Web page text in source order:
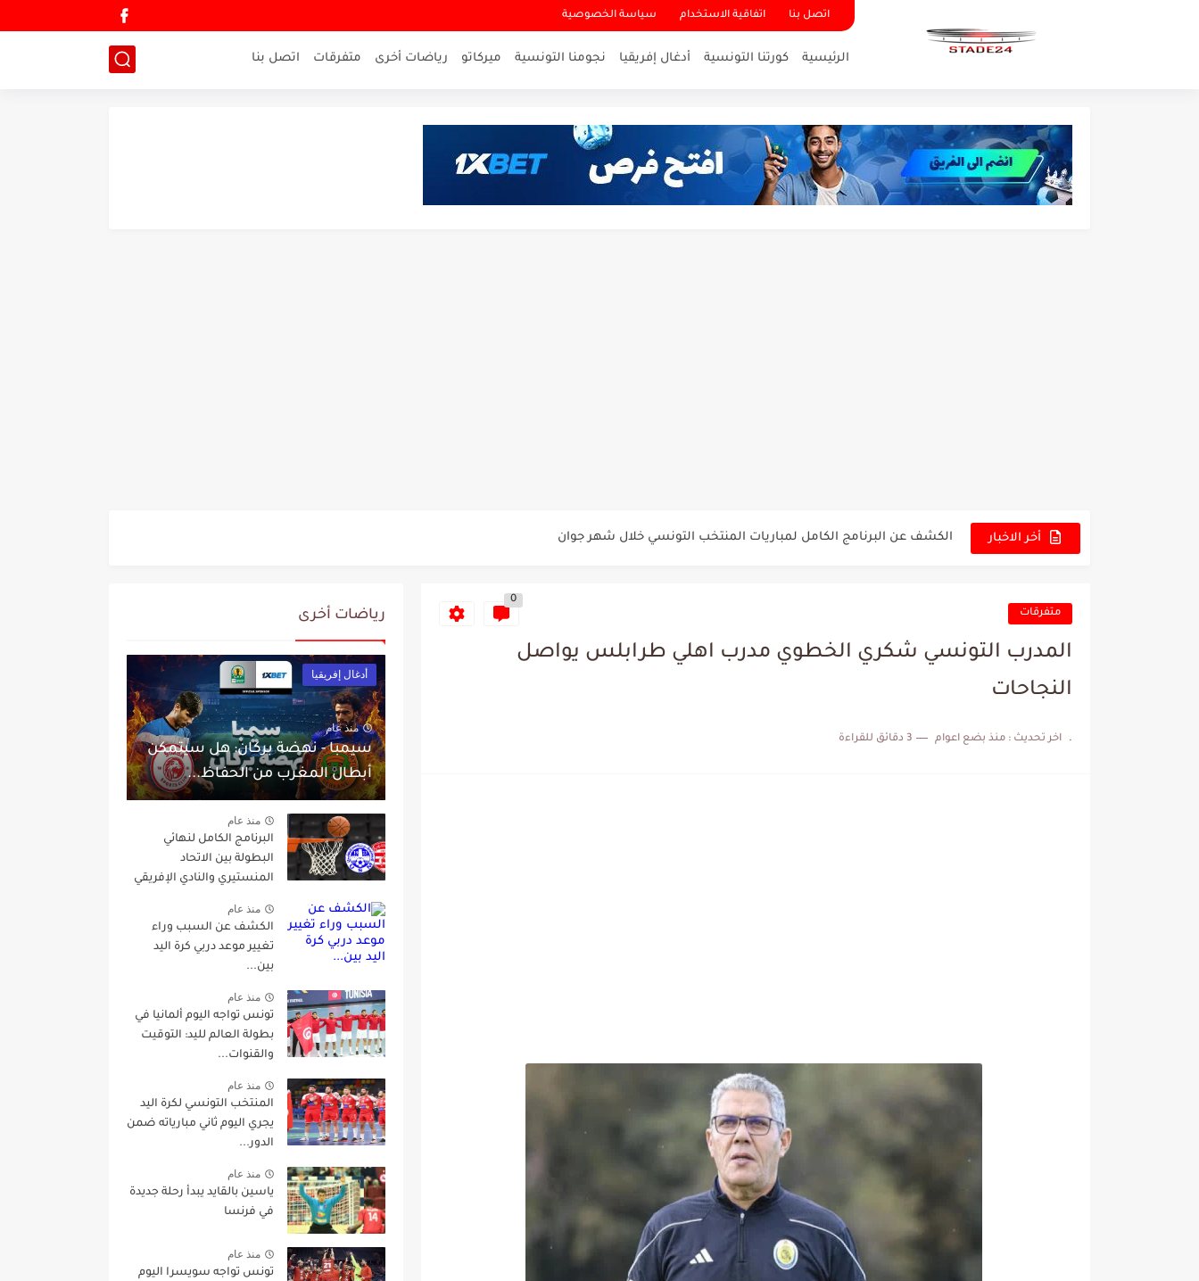
اتصل بنا اتفاقية الاستخدام سياسة الخصوصية
الرئيسية كورتنا التونسية أدغال إفريقيا نجومنا التونسية ميركاتو رياضات أخرى متفرقات اتصل بنا
أخر الاخبار إصابة محمد أمين بن عمر بعد اعتداء في سوسة والأمن...
متفرقات
0
المدرب التونسي شكري الخطوي مدرب اهلي طرابلس يواصل
النجاحات
. اخر تحديث : منذ بضع اعوام 3 دقائق للقراءة
رياضات أخرى
أدغال إفريقيا
منذ عام
سيمبا - نهضة بركان: هل سيتمكن
أبطال المغرب من الحفاظ...
منذ عام
البرنامج الكامل لنهائي
البطولة بين الاتحاد
المنستيري والنادي الإفريقي
منذ عام
الكشف عن السبب وراء
تغيير موعد دربي كرة اليد
بين...
منذ عام
تونس تواجه اليوم ألمانيا في
بطولة العالم لليد: التوقيت
والقنوات...
منذ عام
المنتخب التونسي لكرة اليد
يجري اليوم ثاني مبارياته ضمن
الدور...
منذ عام
ياسين بالقايد يبدأ رحلة جديدة
في فرنسا
منذ عام
تونس تواجه سويسرا اليوم